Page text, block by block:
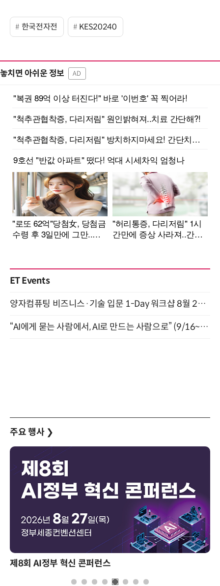
한국전자전 KES20240
놓치면 아쉬운 정보 AD
ET Events
양자컴퓨팅 비즈니스·기술 입문 1-Day 워크샵 8월 28일 개최
“AI에게 묻는 사람에서, AI로 만드는 사람으로” (9/16~17)
주요 행사 ❯
제8회 AI정부 혁신 콘퍼런스